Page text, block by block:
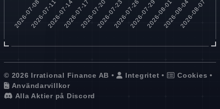
© 2026 Irrational Finance AB • Integritet • Cookies •
Användarvillkor
Alla Aktier på Discord